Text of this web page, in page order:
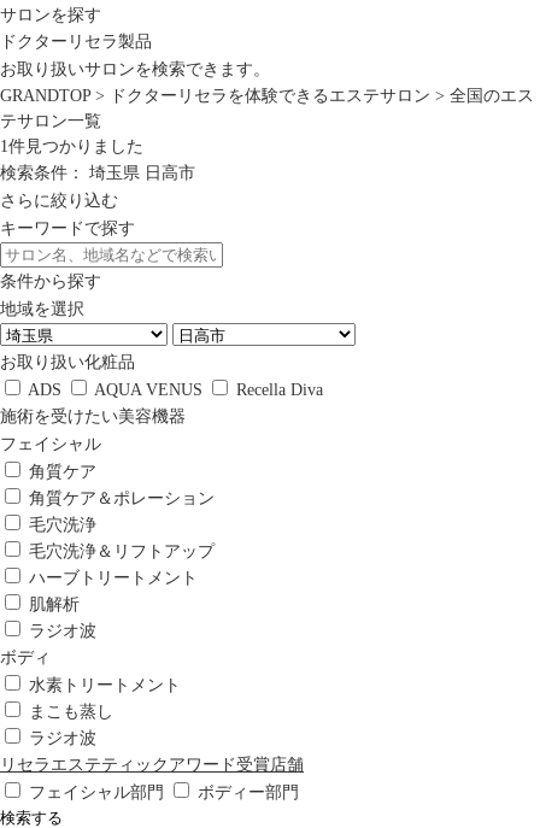
サロンを探す
ドクターリセラ製品
お取り扱いサロンを検索できます。
GRANDTOP> ドクターリセラを体験できるエステサロン > 全国のエス
テサロン一覧
1件見つかりました
検索条件：
埼玉県 日高市
さらに絞り込む
キーワードで探す
条件から探す
地域を選択
お取り扱い化粧品
ADS
AQUA VENUS
Recella Diva
施術を受けたい美容機器
フェイシャル
角質ケア
角質ケア＆ポレーション
毛穴洗浄
毛穴洗浄＆リフトアップ
ハーブトリートメント
肌解析
ラジオ波
ボディ
水素トリートメント
まこも蒸し
ラジオ波
リセラエステティックアワード受賞店舗
フェイシャル部門
ボディー部門
検索する